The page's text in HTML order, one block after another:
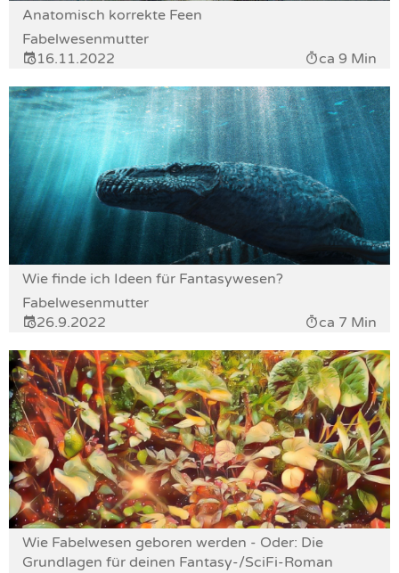
Anatomisch korrekte Feen
Fabelwesenmutter
16.11.2022
ca 9 Min
Wie finde ich Ideen für Fantasywesen?
Fabelwesenmutter
26.9.2022
ca 7 Min
Wie Fabelwesen geboren werden - Oder: Die
Grundlagen für deinen Fantasy-/SciFi-Roman